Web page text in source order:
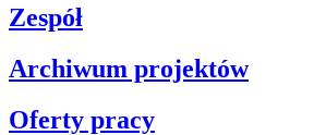
Zespół
Archiwum projektów
Oferty pracy